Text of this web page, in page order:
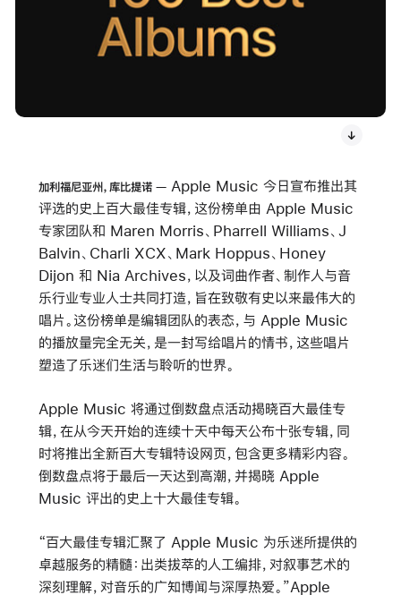
加利福尼亚州，库比提诺
Apple Music 今日宣布推出其
评选的史上百大最佳专辑，这份榜单由 Apple Music
专家团队和 Maren Morris、Pharrell Williams、J
Balvin、Charli XCX、Mark Hoppus、Honey
Dijon 和 Nia Archives，以及词曲作者、制作人与音
乐行业专业人士共同打造，旨在致敬有史以来最伟大的
唱片。这份榜单是编辑团队的表态，与 Apple Music
的播放量完全无关，是一封写给唱片的情书，这些唱片
塑造了乐迷们生活与聆听的世界。
Apple Music 将通过倒数盘点活动揭晓百大最佳专
辑，在从今天开始的连续十天中每天公布十张专辑，同
时将推出全新百大专辑特设网页，包含更多精彩内容。
倒数盘点将于最后一天达到高潮，并揭晓 Apple
Music 评出的史上十大最佳专辑。
“百大最佳专辑汇聚了 Apple Music 为乐迷所提供的
卓越服务的精髓：出类拔萃的人工编排，对叙事艺术的
深刻理解，对音乐的广知博闻与深厚热爱。”Apple